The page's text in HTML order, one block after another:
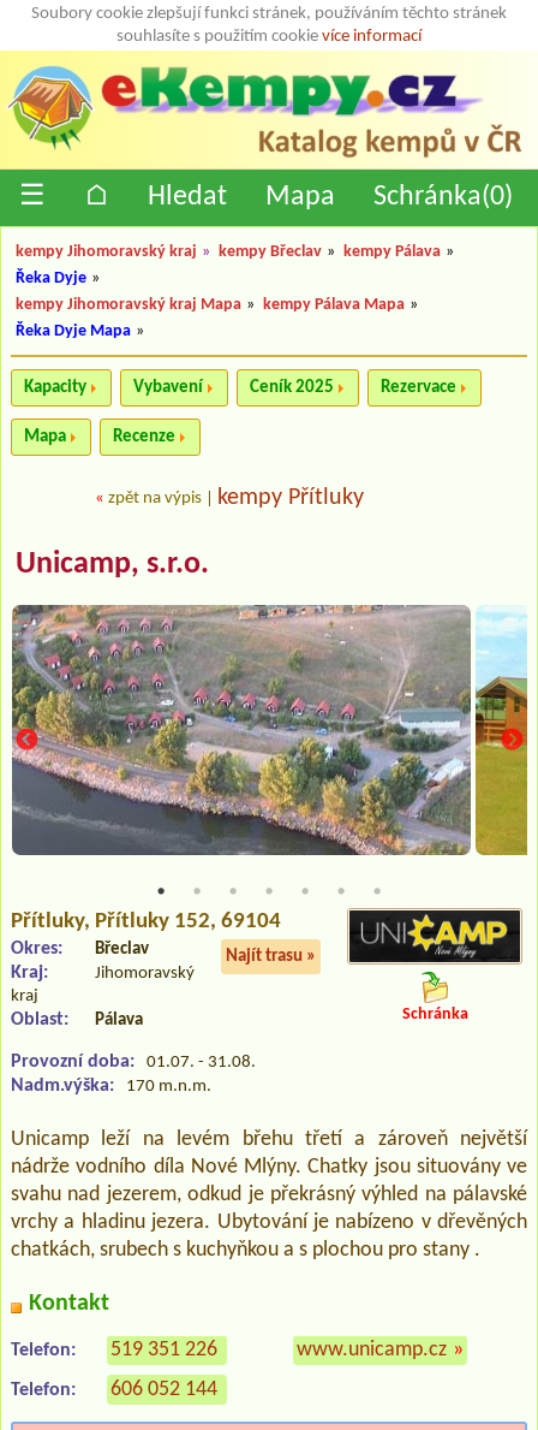
Soubory cookie zlepšují funkci stránek, používáním těchto stránek
souhlasíte s použitím cookie více informací
☰ ⌂ Hledat Mapa Schránka(0)
kempy Jihomoravský kraj » kempy Břeclav » kempy Pálava »
Řeka Dyje »
kempy Jihomoravský kraj Mapa » kempy Pálava Mapa »
Řeka Dyje Mapa »
Kapacity Vybavení Ceník 2025 Rezervace
Mapa Recenze
« zpět na výpis kempy Přítluky
Unicamp, s.r.o.
Přítluky, Přítluky 152, 69104
Najít trasu »
Okres: Břeclav
Kraj:
Jihomoravský
kraj
Oblast: Pálava
Provozní doba: 01.07. - 31.08.
Nadm.výška: 170 m.n.m.
Schránka
Unicamp leží na levém břehu třetí a zároveň největší
nádrže vodního díla Nové Mlýny. Chatky jsou situovány ve
svahu nad jezerem, odkud je překrásný výhled na pálavské
vrchy a hladinu jezera. Ubytování je nabízeno v dřevěných
chatkách, srubech s kuchyňkou a s plochou pro stany .
Kontakt
Telefon: 519 351 226
Telefon: 606 052 144
www.unicamp.cz »